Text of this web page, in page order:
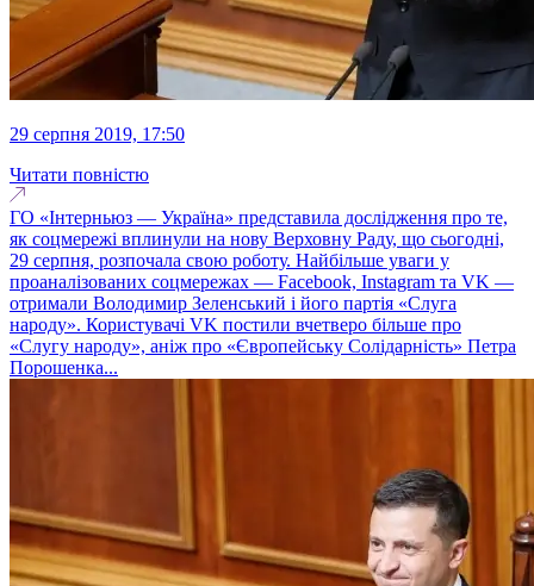
29 серпня 2019, 17:50
Читати повністю
ГО «Інтерньюз — Україна» представила дослідження про те,
як соцмережі вплинули на нову Верховну Раду, що сьогодні,
29 серпня, розпочала свою роботу. Найбільше уваги у
проаналізованих соцмережах — Facebook, Instagram та VK —
отримали Володимир Зеленський і його партія «Слуга
народу». Користувачі VK постили вчетверо більше про
«Слугу народу», аніж про «Європейську Солідарність» Петра
Порошенка...